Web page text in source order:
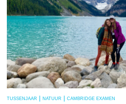
TUSSENJAAR NATUUR CAMBRIDGE EXAMEN